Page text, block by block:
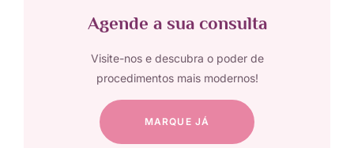
Agende a sua consulta
Visite-nos e descubra o poder de
procedimentos mais modernos!
MARQUE JÁ